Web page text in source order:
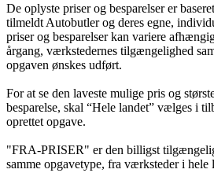
De oplyste priser og besparelser er
tilmeldt Autobutler og deres egne,
priser og besparelser kan variere
årgang, værkstedernes tilgængelighed
opgaven ønskes udført.
For at se den laveste mulige pris og
besparelse, skal “Hele landet” vælges i
oprettet opgave.
"FRA-PRISER" er den billigst
samme opgavetype, fra værksteder i hele